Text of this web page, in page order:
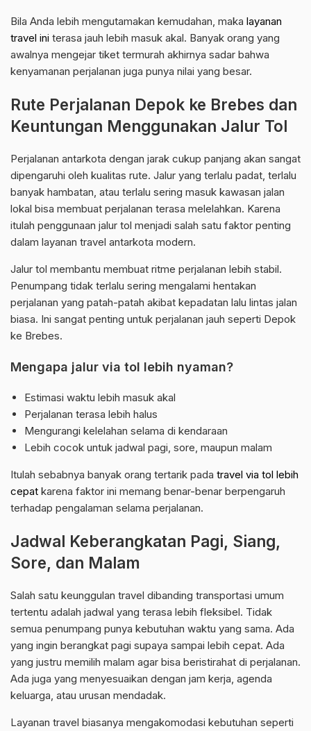
Bila Anda lebih mengutamakan kemudahan, maka layanan
travel ini terasa jauh lebih masuk akal. Banyak orang yang
awalnya mengejar tiket termurah akhirnya sadar bahwa
kenyamanan perjalanan juga punya nilai yang besar.
Rute Perjalanan Depok ke Brebes dan
Keuntungan Menggunakan Jalur Tol
Perjalanan antarkota dengan jarak cukup panjang akan sangat
dipengaruhi oleh kualitas rute. Jalur yang terlalu padat, terlalu
banyak hambatan, atau terlalu sering masuk kawasan jalan
lokal bisa membuat perjalanan terasa melelahkan. Karena
itulah penggunaan jalur tol menjadi salah satu faktor penting
dalam layanan travel antarkota modern.
Jalur tol membantu membuat ritme perjalanan lebih stabil.
Penumpang tidak terlalu sering mengalami hentakan
perjalanan yang patah-patah akibat kepadatan lalu lintas jalan
biasa. Ini sangat penting untuk perjalanan jauh seperti Depok
ke Brebes.
Mengapa jalur via tol lebih nyaman?
Estimasi waktu lebih masuk akal
Perjalanan terasa lebih halus
Mengurangi kelelahan selama di kendaraan
Lebih cocok untuk jadwal pagi, sore, maupun malam
Itulah sebabnya banyak orang tertarik pada travel via tol lebih
cepat karena faktor ini memang benar-benar berpengaruh
terhadap pengalaman selama perjalanan.
Jadwal Keberangkatan Pagi, Siang,
Sore, dan Malam
Salah satu keunggulan travel dibanding transportasi umum
tertentu adalah jadwal yang terasa lebih fleksibel. Tidak
semua penumpang punya kebutuhan waktu yang sama. Ada
yang ingin berangkat pagi supaya sampai lebih cepat. Ada
yang justru memilih malam agar bisa beristirahat di perjalanan.
Ada juga yang menyesuaikan dengan jam kerja, agenda
keluarga, atau urusan mendadak.
Layanan travel biasanya mengakomodasi kebutuhan seperti